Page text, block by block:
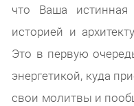
что Ваша
историей и
Это в первую
энергетикой, куда
свои молитвы и